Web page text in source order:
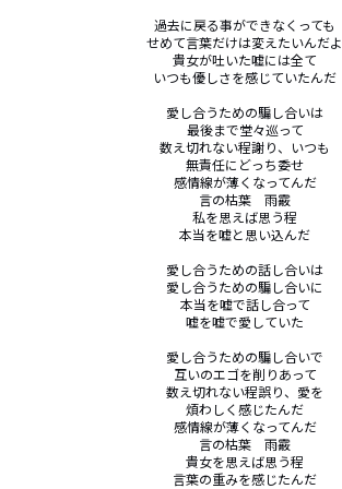
過去に戻る事ができなくっても
せめて言葉だけは変えたいんだよ
貴女が吐いた嘘には全て
いつも優しさを感じていたんだ
愛し合うための騙し合いは
最後まで堂々巡って
数え切れない程謝り、いつも
無責任にどっち委せ
感情線が薄くなってんだ
言の枯葉　雨霰
私を思えば思う程
本当を嘘と思い込んだ
愛し合うための話し合いは
愛し合うための騙し合いに
本当を嘘で話し合って
嘘を嘘で愛していた
愛し合うための騙し合いで
互いのエゴを削りあって
数え切れない程誤り、愛を
煩わしく感じたんだ
感情線が薄くなってんだ
言の枯葉　雨霰
貴女を思えば思う程
言葉の重みを感じたんだ